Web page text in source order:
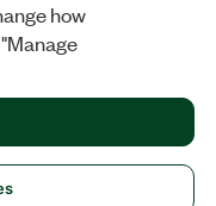
|隐私声明
how